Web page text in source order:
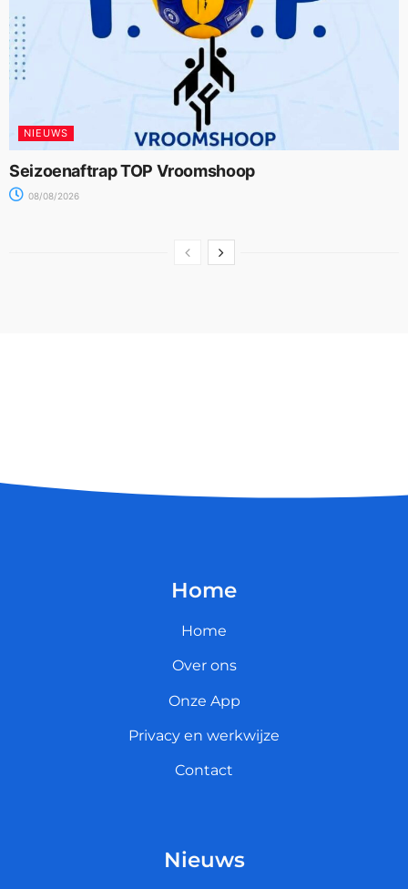
NIEUWS
Seizoenaftrap TOP Vroomshoop
08/08/2026
Home
Home
Over ons
Onze App
Privacy en werkwijze
Contact
Nieuws